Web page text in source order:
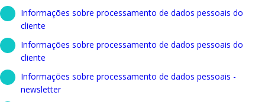
Informações sobre processamento de dados pessoais do
cliente
Informações sobre processamento de dados pessoais do
cliente
Informações sobre processamento de dados pessoais -
newsletter